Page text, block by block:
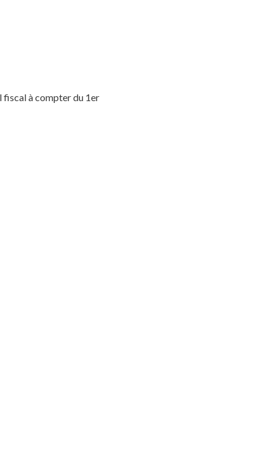
fiscal à compter du 1er